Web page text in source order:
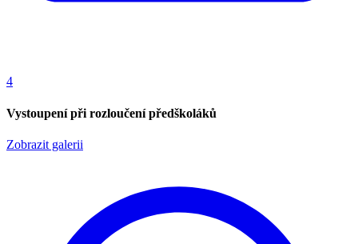
4
Vystoupení při rozloučení předškoláků
Zobrazit galerii